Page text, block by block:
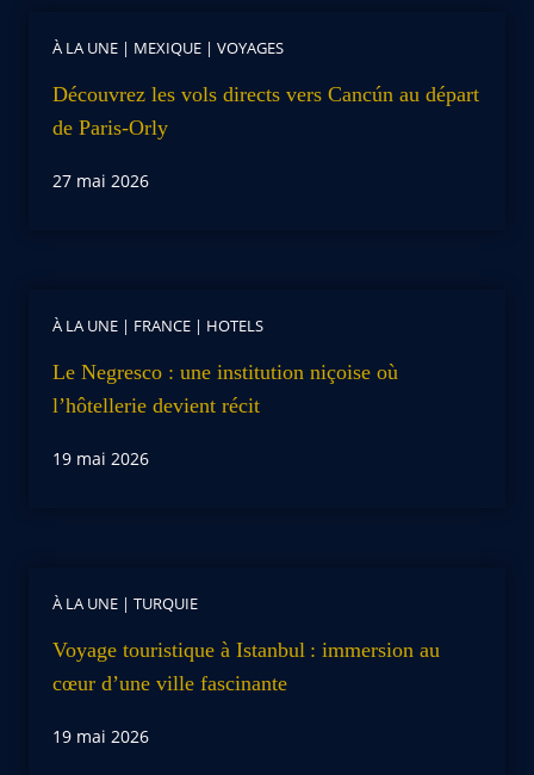
À LA UNE | MEXIQUE | VOYAGES
Découvrez les vols directs vers Cancún au départ
de Paris-Orly
27 mai 2026
À LA UNE | FRANCE | HOTELS
Le Negresco : une institution niçoise où
l’hôtellerie devient récit
19 mai 2026
À LA UNE | TURQUIE
Voyage touristique à Istanbul : immersion au
cœur d’une ville fascinante
19 mai 2026